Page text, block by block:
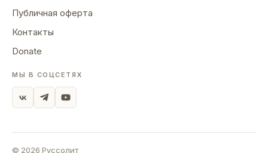
Публичная оферта
Контакты
Donate
МЫ В СОЦСЕТЯХ
© 2026 Руссолит